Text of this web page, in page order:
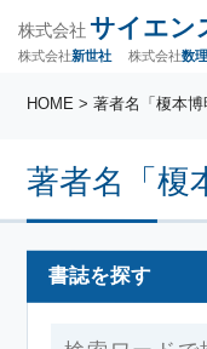
株式会社 サイエン
株式会社新世社 株式会社数
著者名「榎
HOME > 著者名「榎本
書誌を探す